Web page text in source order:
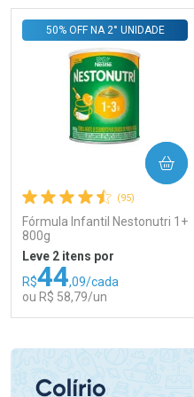
(95)
Fórmula Infantil Nestonutri 1+
800g
50% OFF NA 2° UNIDADE
Leve 2 itens por
R$44,09/cada
ou R$ 58,79/un
COMPRAR